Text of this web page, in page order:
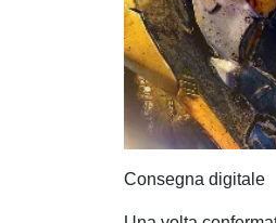
Consegna digitale